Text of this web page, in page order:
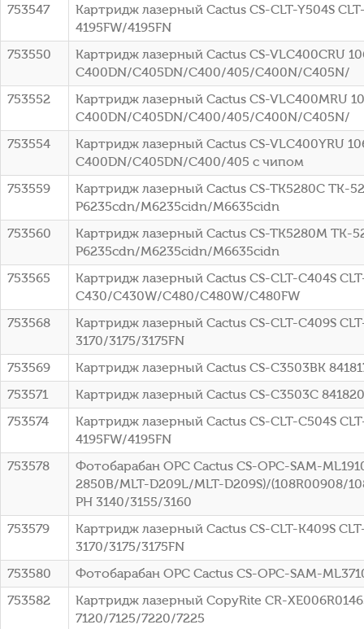
753547
Картридж лазерный Cactus CS-CLT-Y504S
4195FW/4195FN
753550
Картридж лазерный Cactus CS-VLC400CRU
C400DN/C405DN/C400/405/C400N/C405N/
753552
Картридж лазерный Cactus CS-VLC400MRU
C400DN/C405DN/C400/405/C400N/C405N/
753554
Картридж лазерный Cactus CS-VLC400YRU
C400DN/C405DN/C400/405 с чипом
753559
Картридж лазерный Cactus CS-TK5280C TK-
P6235cdn/M6235cidn/M6635cidn
753560
Картридж лазерный Cactus CS-TK5280M TK-
P6235cdn/M6235cidn/M6635cidn
753565
Картридж лазерный Cactus CS-CLT-C404S
C430/C430W/C480/C480W/C480FW
753568
Картридж лазерный Cactus CS-CLT-C409S
3170/3175/3175FN
753569
Картридж лазерный Cactus CS-C3503BK
753571
Картридж лазерный Cactus CS-C3503C
753574
Картридж лазерный Cactus CS-CLT-C504S
4195FW/4195FN
753578
Фотобарабан OPC Cactus CS-OPC-SAM-
2850B/MLT-D209L/MLT-D209S)/(108R00908/
PH 3140/3155/3160
753579
Картридж лазерный Cactus CS-CLT-K409S
3170/3175/3175FN
753580
Фотобарабан OPC Cactus CS-OPC-SAM-
753582
Картридж лазерный CopyRite CR-
7120/7125/7220/7225